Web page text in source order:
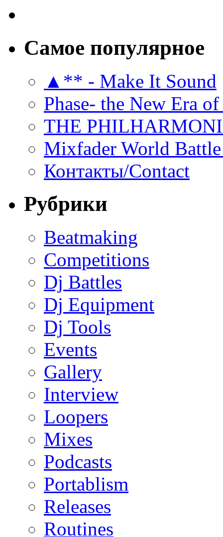
Самое популярное
▲** - Make It Sound
Phase- the New Era
THE
Mixfader World
Контакты/Contact
Рубрики
Beatmaking
Competitions
Dj Battles
Dj Equipment
Dj Tools
Events
Gallery
Interview
Loopers
Mixes
Podcasts
Portablism
Releases
Routines